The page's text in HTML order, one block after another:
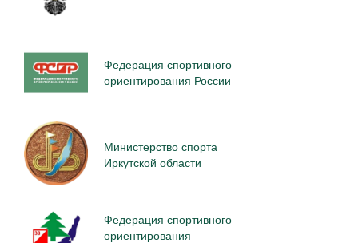
Федерация спортивного
ориентирования России
Министерство спорта
Иркутской области
Федерация спортивного
ориентирования